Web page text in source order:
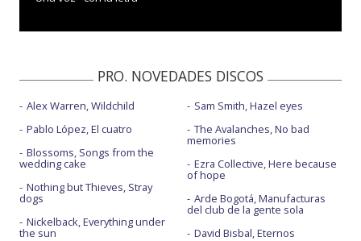
PRO. NOVEDADES DISCOS
Alex Warren, Wildchild
Pablo López, El cuatro
Blossoms, Songs from the
wedding cake
Nothing but Thieves, Stray
dogs
Nickelback, Everything under
the sun
Sam Smith, Hazel eyes
The Avalanches, No bad
memories
Ezra Collective, Here because
of hope
Arde Bogotá, Manufacturas
del club de la gente sola
David Bisbal, Eternos